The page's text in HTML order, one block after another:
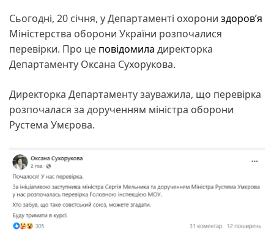
Сьогодні, 20 січня, у Департаменті охорони здоров’я
Міністерства оборони України розпочалися
перевірки. Про це повідомила директорка
Департаменту Оксана Сухорукова.
Директорка Департаменту зауважила, що перевірка
розпочалася за дорученням міністра оборони
Рустема Умєрова.